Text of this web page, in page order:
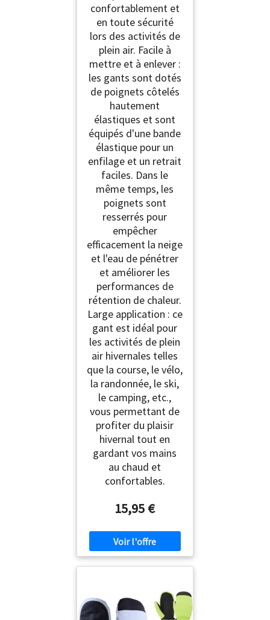
confortablement et
en toute sécurité
lors des activités de
plein air. Facile à
mettre et à enlever :
les gants sont dotés
de poignets côtelés
hautement
élastiques et sont
équipés d'une bande
élastique pour un
enfilage et un retrait
faciles. Dans le
même temps, les
poignets sont
resserrés pour
empêcher
efficacement la neige
et l'eau de pénétrer
et améliorer les
performances de
rétention de chaleur.
Large application : ce
gant est idéal pour
les activités de plein
air hivernales telles
que la course, le vélo,
la randonnée, le ski,
le camping, etc.,
vous permettant de
profiter du plaisir
hivernal tout en
gardant vos mains
au chaud et
confortables.
15,95 €